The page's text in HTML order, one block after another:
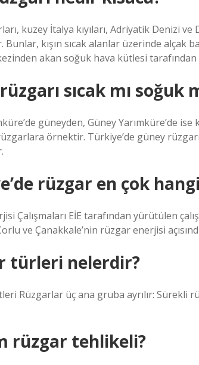
kuzey İtalya kıyıları, Adriyatik Denizi
Bunlar, kışın sıcak alanlar üzerinde alçak
akan soğuk hava kütlesi
sıcak mı soğuk
güneyden, Güney Yarımküre’de
örnektir. Türkiye’de güney
rüzgar en çok
Çalışmaları EİE tarafından yürütülen
ve Çanakkale’nin rüzgar enerjisi
türleri nelerdir?
Rüzgarlar üç ana gruba ayrılır: Sürekli
rüzgar tehlikeli?